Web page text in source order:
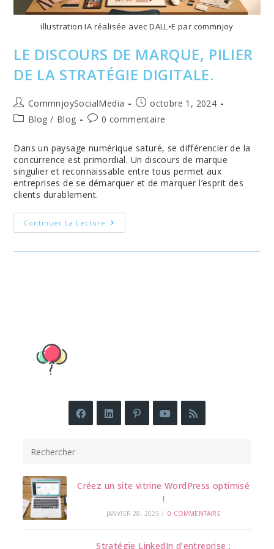
illustration IA réalisée avec DALL•E par commnjoy
LE DISCOURS DE MARQUE, PILIER
DE LA STRATÉGIE DIGITALE.
Auteur/autrice
de
CommnjoySocialMedia
Publication
publiée :
octobre 1, 2024
PostBlog / Blog
Commentaires
la
publication :
0 commentaire
Dans un paysage numérique saturé, se différencier de la
concurrence est primordial. Un discours de marque
singulier et reconnaissable entre tous permet aux
entreprises de se démarquer et de marquer l’esprit des
clients durablement.
Continuer La Lecture Le
Discours
Marque,
Créez un site vitrine WordPress optimisé
!
JANVIER 28, 2025 / 0 COMMENTAIRE
Stratégie LinkedIn d’entreprise :